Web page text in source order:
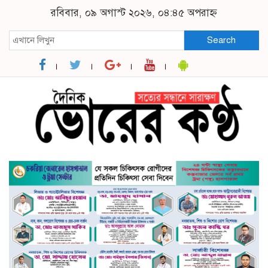
রবিবার, ০৯ অগাস্ট ২০২৬, ০৪:৪৫ অপরাহ্ন
Search